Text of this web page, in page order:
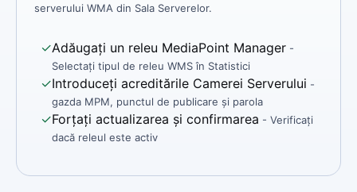
serverului WMA din Sala Serverelor.
✓Adăugați un releu MediaPoint Manager -
Selectați tipul de releu WMS în Statistici
✓Introduceți acreditările Camerei Serverului -
gazda MPM, punctul de publicare și parola
✓Forțați actualizarea și confirmarea - Verificați
dacă releul este activ